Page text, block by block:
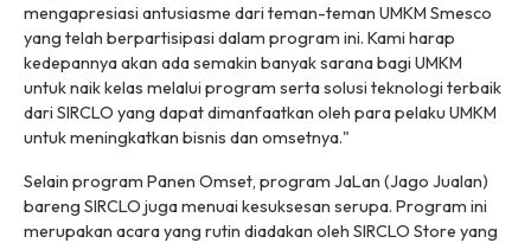
mengapresiasi antusiasme dari teman-teman UMKM Smesco
yang telah berpartisipasi dalam program ini. Kami harap
kedepannya akan ada semakin banyak sarana bagi UMKM
untuk naik kelas melalui program serta solusi teknologi terbaik
dari SIRCLO yang dapat dimanfaatkan oleh para pelaku UMKM
untuk meningkatkan bisnis dan omsetnya."
Selain program Panen Omset, program JaLan (Jago Jualan)
bareng SIRCLO juga menuai kesuksesan serupa. Program ini
merupakan acara yang rutin diadakan oleh SIRCLO Store yang